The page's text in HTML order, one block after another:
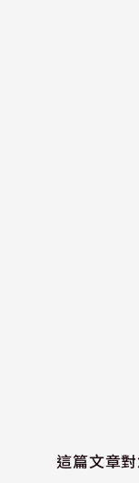
這篇文章